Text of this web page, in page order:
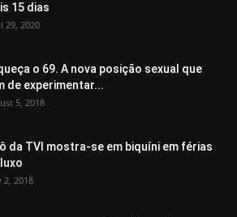
15 dias
29, 2020
o 69. A nova posição sexual que
de experimentar...
5, 2018
da TVI mostra-se em biquíni em férias
2, 2018